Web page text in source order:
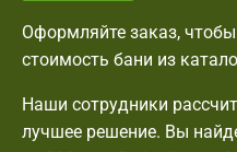
Оформляйте заказ,
стоимость бани из
Наши сотрудники
лучшее решение. Вы